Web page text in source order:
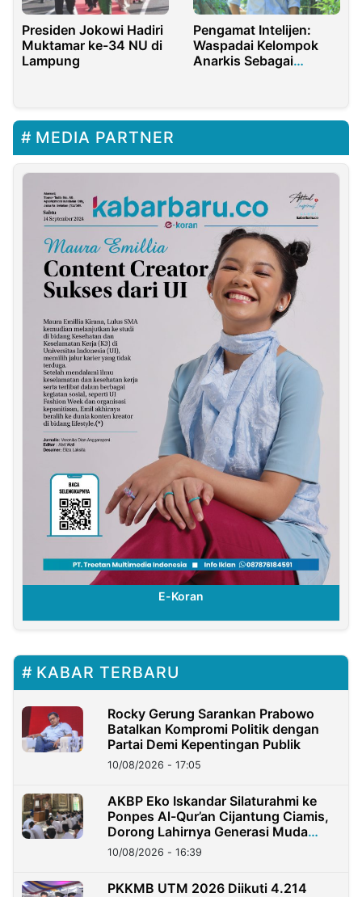
Presiden Jokowi Hadiri
Muktamar ke-34 NU di
Lampung
Pengamat Intelijen:
Waspadai Kelompok
Anarkis Sebagai
MEDIA PARTNER
E-Koran
KABAR TERBARU
Rocky Gerung Sarankan Prabowo
Batalkan Kompromi Politik dengan
Partai Demi Kepentingan Publik
10/08/2026 - 17:05
AKBP Eko Iskandar Silaturahmi ke
Ponpes Al-Qur’an Cijantung Ciamis,
Dorong Lahirnya Generasi Muda
Berkarakter
10/08/2026 - 16:39
PKKMB UTM 2026 Diikuti 4.214